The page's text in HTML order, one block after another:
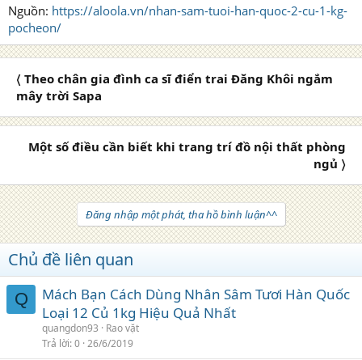
Nguồn: https://aloola.vn/nhan-sam-tuoi-han-quoc-2-cu-1-kg-
pocheon/
〈 Theo chân gia đình ca sĩ điển trai Đăng Khôi ngắm
mây trời Sapa
Một số điều cần biết khi trang trí đồ nội thất phòng
ngủ 〉
Đăng nhập một phát, tha hồ bình luận^^
Chủ đề liên quan
Q
Mách Bạn Cách Dùng Nhân Sâm Tươi Hàn Quốc
Loại 12 Củ 1kg Hiệu Quả Nhất
quangdon93
Rao vặt
Trả lời 0 26/6/2019